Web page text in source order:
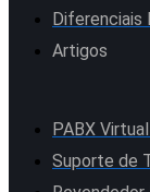
Diferenciais
Artigos
PABX
Suporte de